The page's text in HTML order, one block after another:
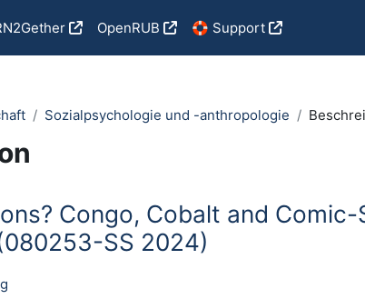
OpenRUB 🛟 Support
Sozialpsychologie und -anthropologie
Congo, Cobalt and
SS 2024)